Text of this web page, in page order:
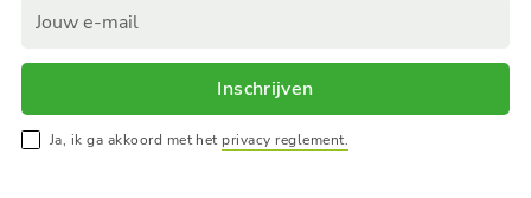
Inschrijven
Ja, ik ga akkoord met het privacy reglement.